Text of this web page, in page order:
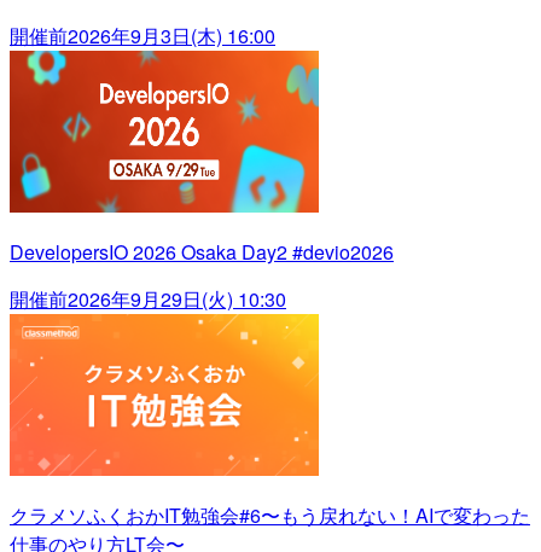
開催前2026年9月3日(木) 16:00
DevelopersIO 2026 Osaka Day2 #devio2026
開催前2026年9月29日(火) 10:30
クラメソふくおかIT勉強会#6〜もう戻れない！AIで変わった
仕事のやり方LT会〜